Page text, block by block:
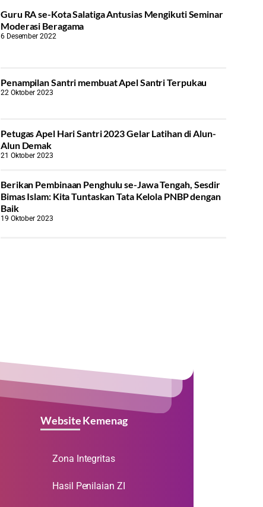
Guru RA se-Kota Salatiga Antusias Mengikuti Seminar
Moderasi Beragama
6 Desember 2022
Penampilan Santri membuat Apel Santri Terpukau
22 Oktober 2023
Petugas Apel Hari Santri 2023 Gelar Latihan di Alun-
Alun Demak
21 Oktober 2023
Berikan Pembinaan Penghulu se-Jawa Tengah, Sesdir
Bimas Islam: Kita Tuntaskan Tata Kelola PNBP dengan
Baik
19 Oktober 2023
Website Kemenag
Zona Integritas
Hasil Penilaian ZI